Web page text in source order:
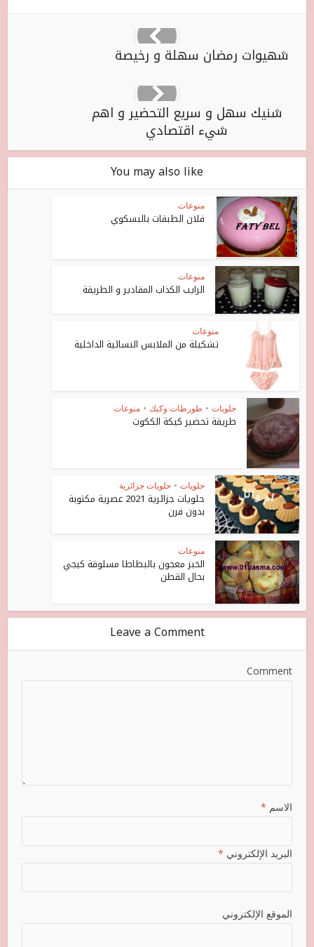
شهيوات رمضان سهلة و رخيصة
شنيك سهل و سريع التحضير و اهم
شيء اقتصادي
You may also like
منوعات
فلان الطبقات بالبسكوي
منوعات
الرايب الكذاب المقادير و الطريقة
منوعات
تشكيلة من الملابس النسائية الداخلية
حلويات • طورطات وكيك • منوعات
طريقة تحضير كيكة الككوت
حلويات • حلويات جزائرية
حلويات جزائرية 2021 عصرية مكتوبة
بدون فرن
منوعات
الخبز معجون بالبطاطا مسلوقة كيجي
بحال القطن
Leave a Comment
Comment
الاسم *
البريد الإلكتروني *
الموقع الإلكتروني